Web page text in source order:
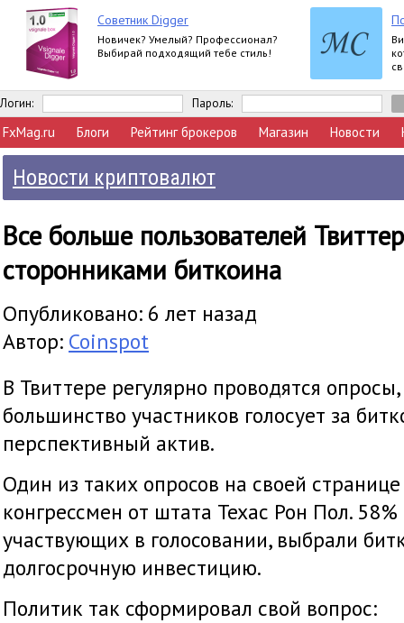
Советник Digger
Новичек? Умелый? Профессионал?
Выбирай подходящий тебе стиль!
Логин: Пароль:
FxMag.ru Блоги Рейтинг брокеров Магазин Новости
Новости криптовалют
Все больше пользователей
сторонниками биткоина
Опубликовано: 6 лет назад
Автор: Coinspot
В Твиттере регулярно проводятся
большинство участников голосует за
перспективный актив.
Один из таких опросов на своей
конгрессмен от штата Техас Рон Пол.
участвующих в голосовании, выбрали
долгосрочную инвестицию.
Политик так сформировал свой вопрос: